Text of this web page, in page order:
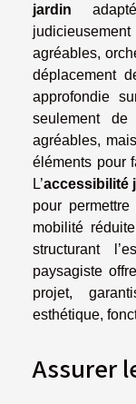
jardin
agréables,
déplacement
approfondie
seulement
agréables,
éléments pour
L’accessibilité
pour
mobilité
structurant
paysagiste
projet,
esthétique,
Assurer